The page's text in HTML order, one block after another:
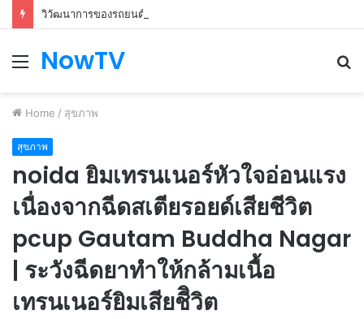
Menu
NowTV
Home / สุขภาพ
สุขภาพ
noida ยิมเทรนเนอร์หัวใจอ่อนแรง
เนื่องจากฉีดสเตียรอยด์เสียชีวิต
pcup Gautam Buddha Nagar
| ระวังฉีดยาทำให้กล้ามเนื้อ
เทรนเนอร์ยิมเสียชีิวิต